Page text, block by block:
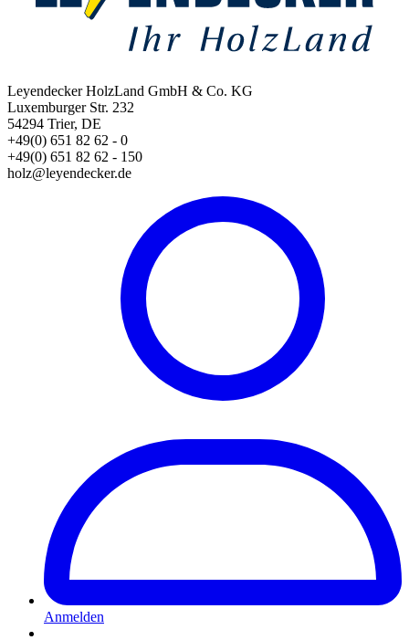
Leyendecker HolzLand GmbH & Co. KG
Luxemburger Str. 232
54294 Trier, DE
+49(0) 651 82 62 - 0
+49(0) 651 82 62 - 150
holz@leyendecker.de
Anmelden